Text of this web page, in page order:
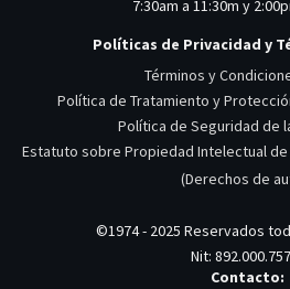
7:30am a 11:30m y
Políticas de Privacidad y
Términos y
Política de Tratamiento y
Política de Seguridad de
Estatuto sobre Propiedad Intelectual de
(Derechos de
©1974 - 2025 Reservados
Nit:
Contacto: